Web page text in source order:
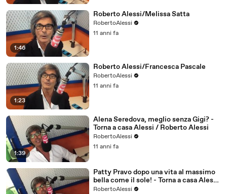
1:46
Roberto Alessi/Melissa Satta
RobertoAlessi
11 anni fa
1:23
Roberto Alessi/Francesca Pascale
RobertoAlessi
11 anni fa
1:39
Alena Seredova, meglio senza Gigi? -
Torna a casa Alessi / Roberto Alessi
RobertoAlessi
11 anni fa
Patty Pravo dopo una vita al massimo
bella come il sole! - Torna a casa Alessi
/ Roberto Alessi
RobertoAlessi